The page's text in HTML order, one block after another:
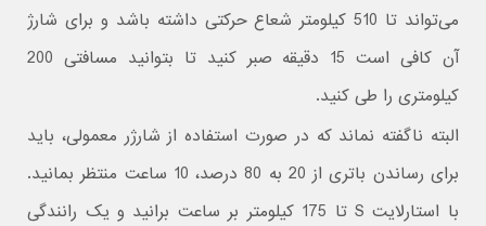
می‌تواند تا 510 کیلومتر شعاع حرکتی داشته باشد و برای شارژ
آن کافی است 15 دقیقه صبر کنید تا بتوانید مسافتی 200
کیلومتری را طی کنید.
البته ناگفته نماند که در صورت استفاده از شارژر معمولی، باید
برای رساندن باتری از 20 به 80 درصد، 10 ساعت منتظر بمانید.
با استارلایت S تا 175 کیلومتر بر ساعت برانید و یک رانندگی